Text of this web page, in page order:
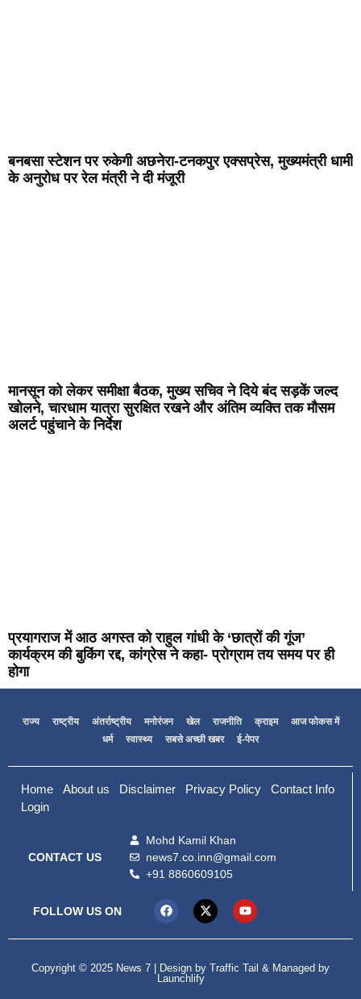
बनबसा स्टेशन पर रुकेगी अछनेरा-टनकपुर एक्सप्रेस, मुख्यमंत्री धामी
के अनुरोध पर रेल मंत्री ने दी मंजूरी
मानसून को लेकर समीक्षा बैठक, मुख्य सचिव ने दिये बंद सड़कें जल्द
खोलने, चारधाम यात्रा सुरक्षित रखने और अंतिम व्यक्ति तक मौसम
अलर्ट पहुंचाने के निर्देश
प्रयागराज में आठ अगस्त को राहुल गांधी के ‘छात्रों की गूंज’
कार्यक्रम की बुकिंग रद्द, कांग्रेस ने कहा- प्रोग्राम तय समय पर ही
होगा
राज्य राष्ट्रीय अंतर्राष्ट्रीय मनोरंजन खेल राजनीति क्राइम
आज फोकस में
धर्म
स्वास्थ्य सबसे अच्छी खबर ई-पेपर
Home About us Disclaimer Privacy Policy
Contact Info
Login
CONTACT US
Mohd Kamil Khan
news7.co.inn@gmail.com
+91 8860609105
FOLLOW US ON
Copyright © 2025 News 7 | Design by Traffic Tail & Managed by
Launchlify